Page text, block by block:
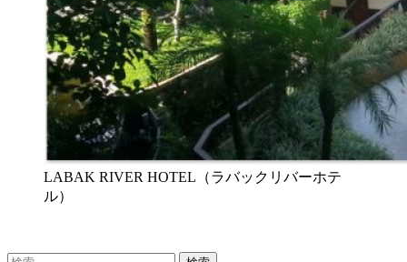
LABAK RIVER HOTEL（ラバックリバーホテ
ル）